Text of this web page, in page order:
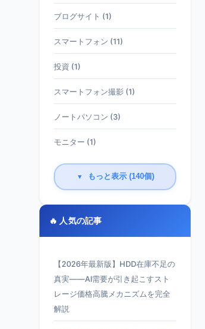
ブログサイト (1)
スマートフォン (11)
投資 (1)
スマートフォン撮影 (1)
ノートパソコン (3)
モニター (1)
▼ もっと表示 (140個)
🔥 人気の記事
【2026年最新版】HDD在庫不足の
真実——AI需要が引き起こすスト
レージ価格高騰メカニズムを完全
解説